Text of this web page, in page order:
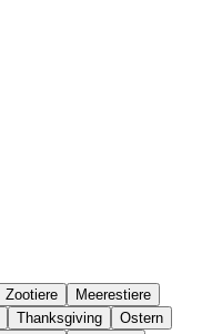
Zootiere
Meerestiere
Thanksgiving
Ostern